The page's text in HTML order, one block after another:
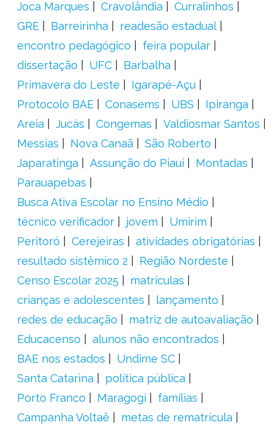
Joca Marques Cravolândia
Curralinhos
GRE
Barreirinha
readesão estadual
encontro pedagógico
feira popular
dissertação
UFC
Barbalha
Primavera do Leste
Igarapé-Açu
Protocolo BAE
Conasems UBS
Ipiranga
Areia
Jucás Congemas
Valdiosmar Santos
Messias
Nova Canaã
São Roberto
Japaratinga
Assunção do Piauí
Montadas
Parauapebas
Busca Ativa Escolar no Ensino Médio
técnico verificador
jovem
Umirim
Peritoró
Cerejeiras
atividades obrigatórias
resultado sistêmico 2
Região Nordeste
Censo Escolar 2025
matrículas
crianças e adolescentes
lançamento
redes de educação
matriz de autoavaliação
Educacenso
alunos não encontrados
BAE nos estados
Undime SC
Santa Catarina
política pública
Porto Franco
Maragogi
famílias
Campanha Voltaê
metas de rematrícula